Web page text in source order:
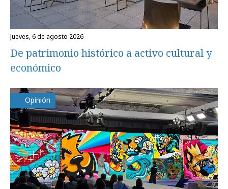
jueves, 6 de agosto 2026
De patrimonio histórico a activo cultural y
económico
Opinión